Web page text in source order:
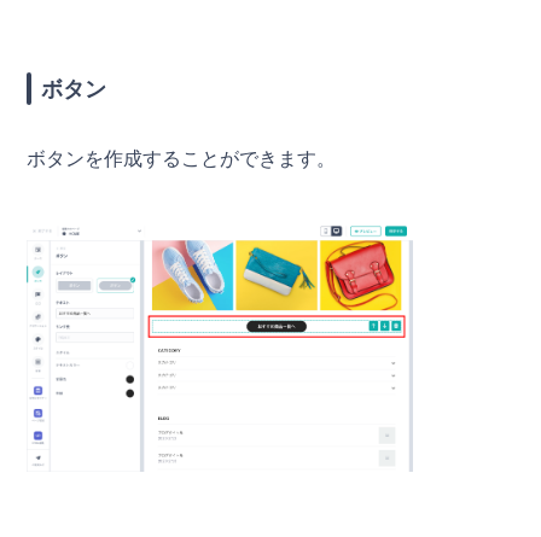
ボタン
ボタンを作成することができます。